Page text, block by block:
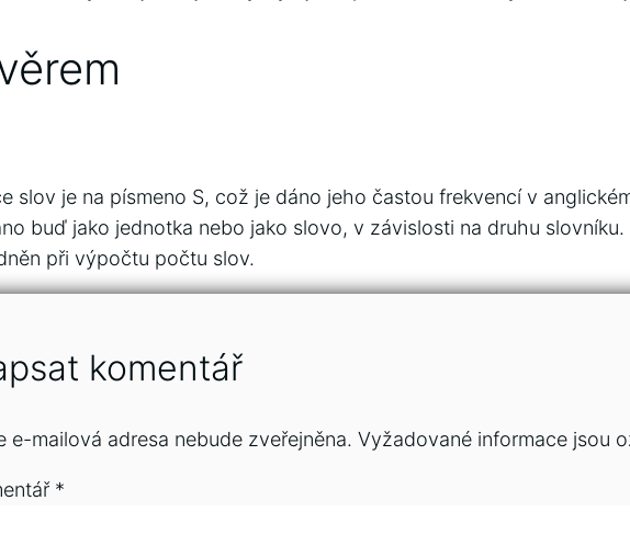
slov je na písmeno S, což je dáno jeho častou frekvencí v
buď jako jednotka nebo jako slovo, v závislosti na druhu
při výpočtu počtu slov.
komentář
e-mailová adresa nebude zveřejněna. Vyžadované informace jsou
*